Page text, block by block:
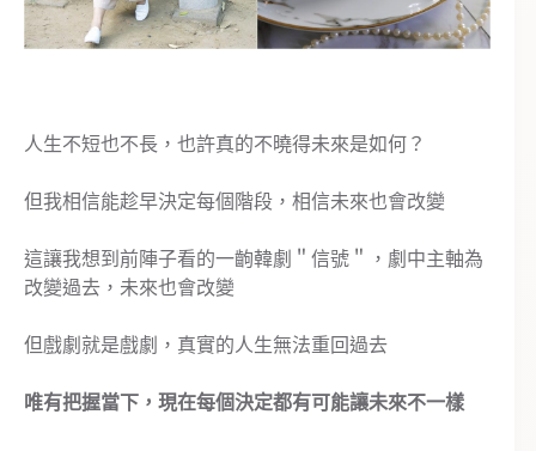
人生不短也不長，也許真的不曉得未來是如何？
但我相信能趁早決定每個階段，相信未來也會改變
這讓我想到前陣子看的一齣韓劇＂信號＂，劇中主軸為
改變過去，未來也會改變
但戲劇就是戲劇，真實的人生無法重回過去
唯有把握當下，現在每個決定都有可能讓未來不一樣